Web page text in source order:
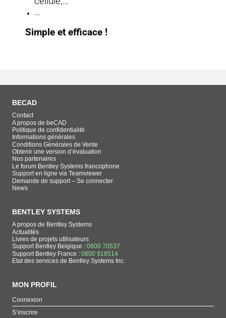
…
Simple et efficace !
BECAD
Contact
A propos de beCAD
Politique de confidentialité
Informations générales
Conditions Générales de Vente
Obtenir une version d’évaluation
Nos partenaires
Le forum Bentley Systems francophone
Support en ligne via Teamviewer
Demande de support – Se connecter
News
BENTLEY SYSTEMS
A propos de Bentley Systems
Actualités
Livres de projets utilisateurs
Support Bentley Belgique : 0800 70537
Support Bentley France : 0800 918514
Etat des services de Bentley Systems Inc.
MON PROFIL
Connexion
S’inscrire